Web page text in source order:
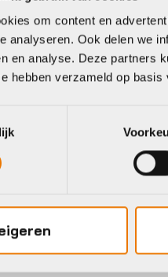
om content en
analyseren. Ook delen we
en analyse. Deze partners
hebben verzameld op
Lezyne
Lezyne